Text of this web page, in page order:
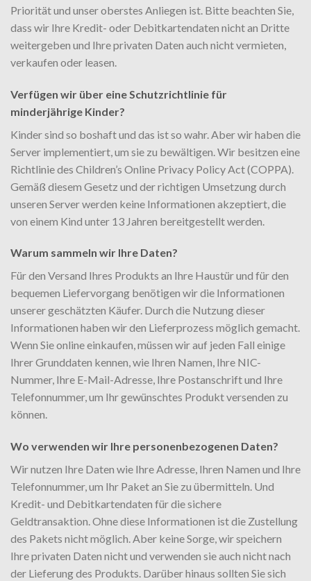
Priorität und unser oberstes Anliegen ist. Bitte beachten Sie,
dass wir Ihre Kredit- oder Debitkartendaten nicht an Dritte
weitergeben und Ihre privaten Daten auch nicht vermieten,
verkaufen oder leasen.
Verfügen wir über eine Schutzrichtlinie für
minderjährige Kinder?
Kinder sind so boshaft und das ist so wahr. Aber wir haben die
Server implementiert, um sie zu bewältigen. Wir besitzen eine
Richtlinie des Children’s Online Privacy Policy Act (COPPA).
Gemäß diesem Gesetz und der richtigen Umsetzung durch
unseren Server werden keine Informationen akzeptiert, die
von einem Kind unter 13 Jahren bereitgestellt werden.
Warum sammeln wir Ihre Daten?
Für den Versand Ihres Produkts an Ihre Haustür und für den
bequemen Liefervorgang benötigen wir die Informationen
unserer geschätzten Käufer. Durch die Nutzung dieser
Informationen haben wir den Lieferprozess möglich gemacht.
Wenn Sie online einkaufen, müssen wir auf jeden Fall einige
Ihrer Grunddaten kennen, wie Ihren Namen, Ihre NIC-
Nummer, Ihre E-Mail-Adresse, Ihre Postanschrift und Ihre
Telefonnummer, um Ihr gewünschtes Produkt versenden zu
können.
Wo verwenden wir Ihre personenbezogenen Daten?
Wir nutzen Ihre Daten wie Ihre Adresse, Ihren Namen und Ihre
Telefonnummer, um Ihr Paket an Sie zu übermitteln. Und
Kredit- und Debitkartendaten für die sichere
Geldtransaktion. Ohne diese Informationen ist die Zustellung
des Pakets nicht möglich. Aber keine Sorge, wir speichern
Ihre privaten Daten nicht und verwenden sie auch nicht nach
der Lieferung des Produkts. Darüber hinaus sollten Sie sich